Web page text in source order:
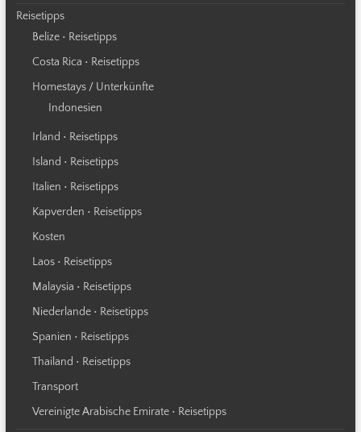
Reisetipps
Belize • Reisetipps
Costa Rica • Reisetipps
Homestays / Unterkünfte
Indonesien
Irland • Reisetipps
Island • Reisetipps
Italien • Reisetipps
Kapverden • Reisetipps
Kosten
Laos • Reisetipps
Malaysia • Reisetipps
Niederlande • Reisetipps
Spanien • Reisetipps
Thailand • Reisetipps
Transport
Vereinigte Arabische Emirate • Reisetipps